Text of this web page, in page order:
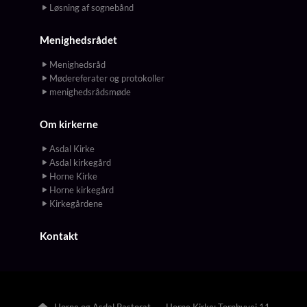
Løsning af sognebånd
Menighedsrådet
Menighedsråd
Mødereferater og protokoller
menighedsrådsmøde
Om kirkerne
Asdal Kirke
Asdal kirkegård
Horne Kirke
Horne kirkegård
Kirkegårdene
Kontakt